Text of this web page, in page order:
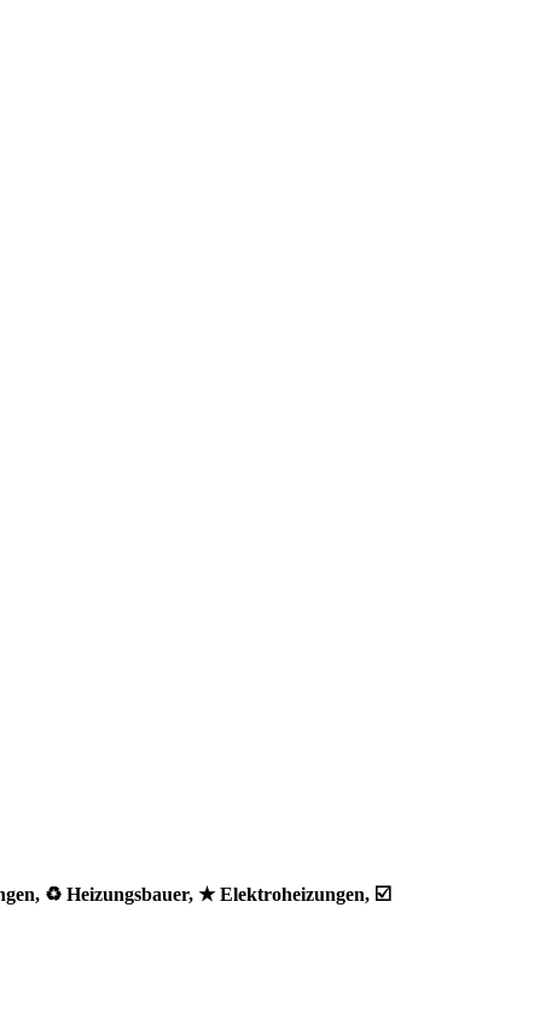
♻ Heizungsbauer, ★ Elektroheizungen, ☑️